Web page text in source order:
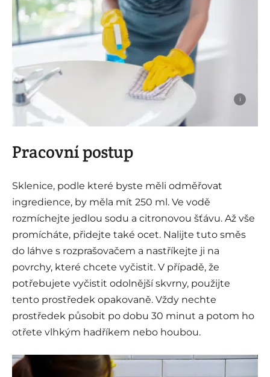
i
Pracovní postup
Sklenice, podle které byste měli odměřovat
ingredience, by měla mít 250 ml. Ve vodě
rozmíchejte jedlou sodu a citronovou šťávu. Až vše
promícháte, přidejte také ocet. Nalijte tuto směs
do láhve s rozprašovačem a nastříkejte ji na
povrchy, které chcete vyčistit. V případě, že
potřebujete vyčistit odolnější skvrny, použijte
tento prostředek opakovaně. Vždy nechte
prostředek působit po dobu 30 minut a potom ho
otřete vlhkým hadříkem nebo houbou.